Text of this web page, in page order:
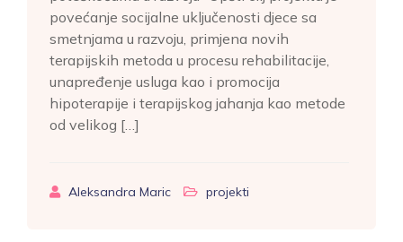
povećanje socijalne uključenosti djece sa
smetnjama u razvoju, primjena novih
terapijskih metoda u procesu rehabilitacije,
unapređenje usluga kao i promocija
hipoterapije i terapijskog jahanja kao metode
od velikog […]
Aleksandra Maric projekti